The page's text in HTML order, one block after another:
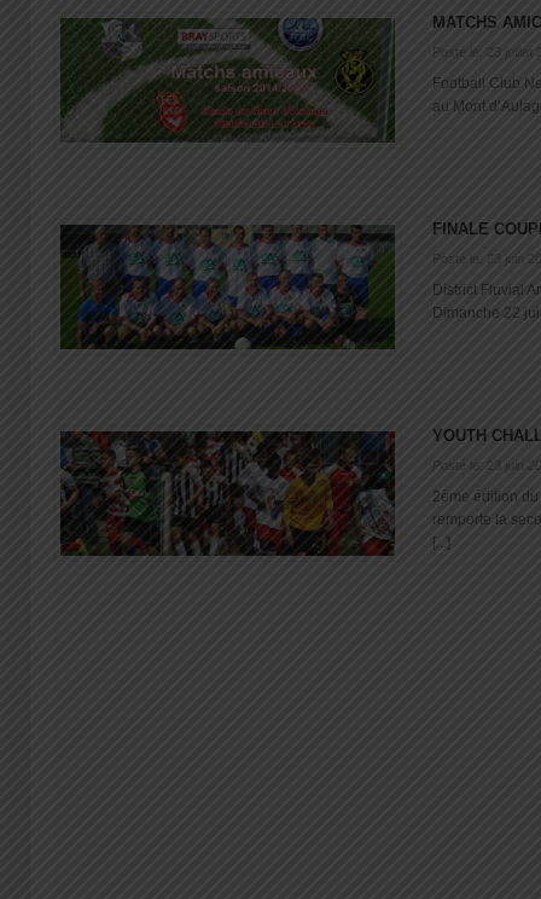
MATCHS
Posté le: 23 juillet
Football Club
au Mont
FINALE
Posté le: 23 juin
District Fluvial
Dimanche 22
YOUTH
Posté le: 23 juin
2ème édition
remporte la
[...]